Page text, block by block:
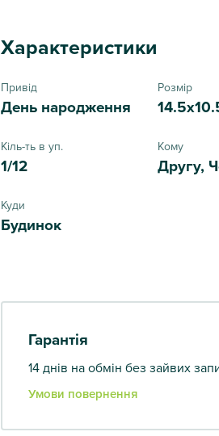
Характеристики
Привід
День народження
Розмір
Кіль-ть в уп.
1/12
Кому
Другу,
Куди
Будинок
Гарантія
14 днів на обмін без зайвих
Умови повернення